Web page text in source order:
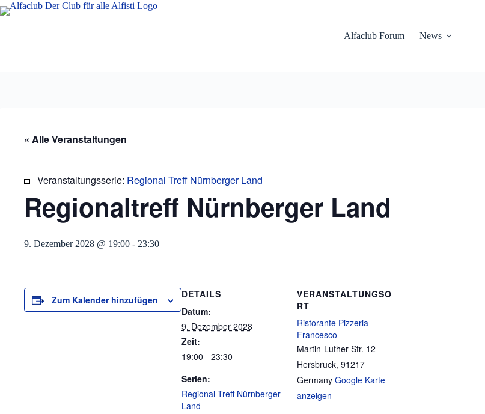
Zum
Inhalt
Alfaclub Forum
News
« Alle Veranstaltungen
Veranstaltungsserie: Regional Treff Nürnberger Land
Regionaltreff Nürnberger Land
9. Dezember 2028 @ 19:00 - 23:30
Zum Kalender hinzufügen
DETAILS
Datum:
9. Dezember 2028
Zeit:
19:00 - 23:30
Serien:
Regional Treff Nürnberger
Land
VERANSTALTUNGSO
RT
Ristorante Pizzeria
Francesco
Martin-Luther-Str. 12
Hersbruck, 91217
Germany Google Karte
anzeigen